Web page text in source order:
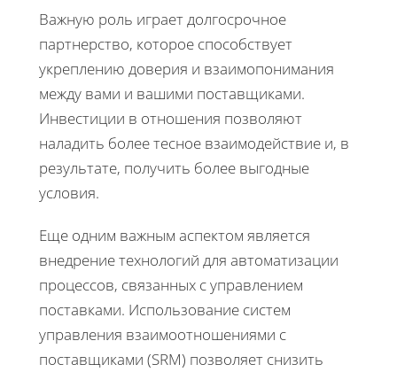
Важную роль играет долгосрочное
партнерство, которое способствует
укреплению доверия и взаимопонимания
между вами и вашими поставщиками.
Инвестиции в отношения позволяют
наладить более тесное взаимодействие и, в
результате, получить более выгодные
условия.
Еще одним важным аспектом является
внедрение технологий для автоматизации
процессов, связанных с управлением
поставками. Использование систем
управления взаимоотношениями с
поставщиками (SRM) позволяет снизить